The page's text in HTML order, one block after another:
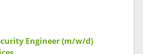
Engineer (m/w/d)